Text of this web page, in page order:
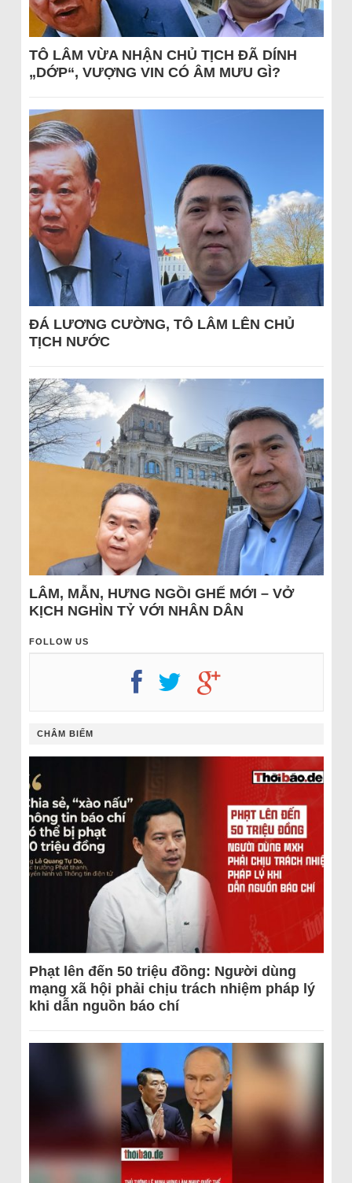
TÔ LÂM VỪA NHẬN CHỦ TỊCH ĐÃ DÍNH
„DỚP“, VƯỢNG VIN CÓ ÂM MƯU GÌ?
ĐÁ LƯƠNG CƯỜNG, TÔ LÂM LÊN CHỦ
TỊCH NƯỚC
LÂM, MẪN, HƯNG NGỒI GHẾ MỚI – VỞ
KỊCH NGHÌN TỶ VỚI NHÂN DÂN
FOLLOW US
CHÂM BIẾM
Phạt lên đến 50 triệu đồng: Người dùng
mạng xã hội phải chịu trách nhiệm pháp lý
khi dẫn nguồn báo chí